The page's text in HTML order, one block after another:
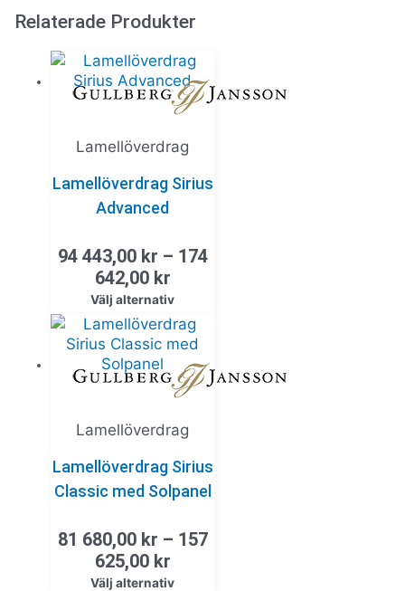
Relaterade Produkter
Lamellöverdrag
Lamellöverdrag Sirius
Advanced
94 443,00 kr – 174
642,00 kr
Välj alternativ
Lamellöverdrag
Lamellöverdrag Sirius
Classic med Solpanel
81 680,00 kr – 157
625,00 kr
Välj alternativ